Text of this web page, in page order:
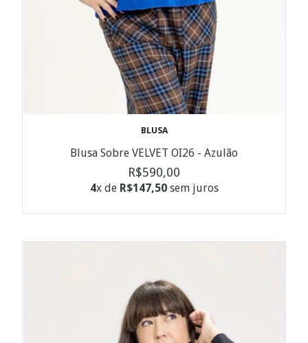
BLUSA
Blusa Sobre VELVET OI26 - Azulão
R$590,00
4x de R$147,50sem juros